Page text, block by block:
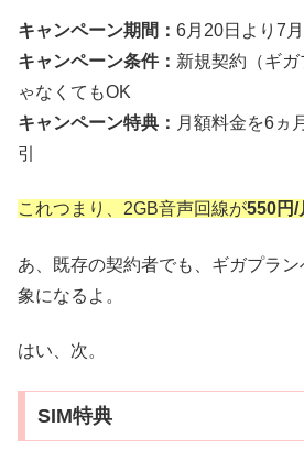
キャンペーン期間： 6月20日より7
キャンペーン条件： 新規契約（ギ
ゃなくてもOK
キャンペーン特典： 月額料金を6ヵ
引
これつまり、2GB音声回線が550円/
あ、既存の契約者でも、ギガプラ
象になるよ。
はい、次。
SIM特典